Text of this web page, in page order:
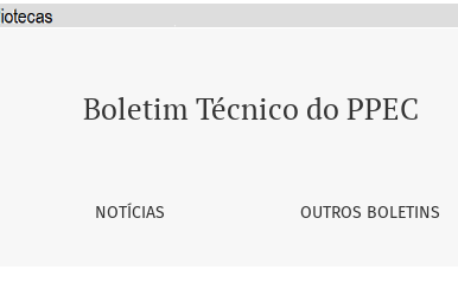
Boletim Técnico do PPEC
NOTÍCIAS OUTROS BOLETINS